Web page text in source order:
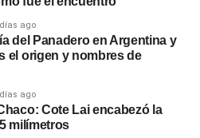
ago
del Panadero en Argentina y
el origen y nombres de
ago
Cote Lai encabezó la
milímetros